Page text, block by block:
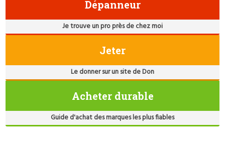
Dépanneur
Je trouve un pro près de chez moi
Jeter
Le donner sur un site de Don
Acheter durable
Guide d'achat des marques les plus fiables